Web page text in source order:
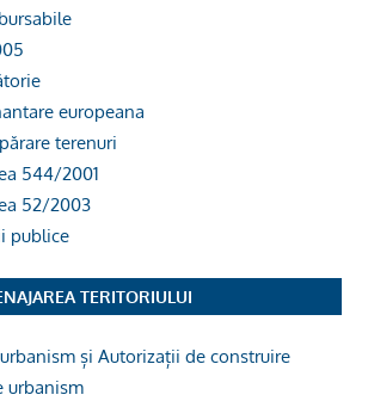
europeana
terenuri
544/2001
52/2003
publice
TERITORIULUI
și Autorizații de construire
urbanism